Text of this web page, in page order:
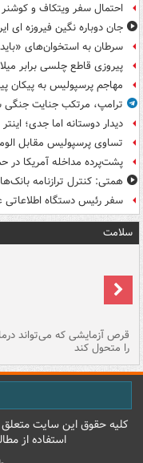
احتمال سفر ویتکاف و کوشنر
جان دوباره نگین فیروزه ای
سرطان به استخوان‌های
پیروزی قاطع چلسی برابر
مهاجم پرسپولیس به پیکان
ترامپ، مرتکب جنایت
دیدار دوستانه اما جدی؛ اینتر ۲- یوونتوس ۱ +فیلم
تساوی پرسپولیس مقابل
پشت‌پرده مداخله آمریکا در
همتی: کنترل ترازنامه
سفر رئیس دستگاه اطلاعاتی
سلامت
را متحول کند
کليه حقوق اين سايت متعلق
استفاده از